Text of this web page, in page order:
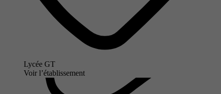
Lycée GT
Voir l’établissement